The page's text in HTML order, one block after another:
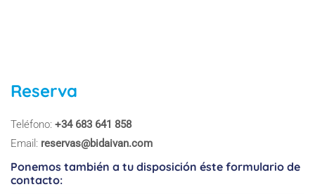
Reserva
Teléfono: +34 683 641 858
Email: reservas@bidaivan.com
Ponemos también a tu disposición éste formulario de
contacto: